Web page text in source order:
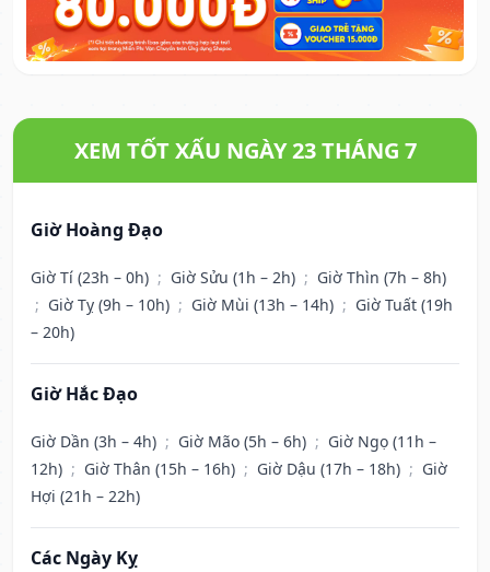
XEM TỐT XẤU NGÀY 23 THÁNG 7
Giờ Hoàng Đạo
Giờ Tí (23h – 0h) ; Giờ Sửu (1h – 2h) ; Giờ Thìn (7h – 8h)
; Giờ Tỵ (9h – 10h) ; Giờ Mùi (13h – 14h) ; Giờ Tuất (19h
– 20h)
Giờ Hắc Đạo
Giờ Dần (3h – 4h) ; Giờ Mão (5h – 6h) ; Giờ Ngọ (11h –
12h) ; Giờ Thân (15h – 16h) ; Giờ Dậu (17h – 18h) ; Giờ
Hợi (21h – 22h)
Các Ngày Kỵ